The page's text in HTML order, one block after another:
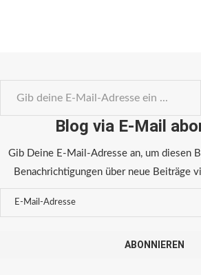
Blog via E-Mail
Gib Deine E-Mail-Adresse an, um diesen
Benachrichtigungen über neue Beiträge
ABONNIEREN